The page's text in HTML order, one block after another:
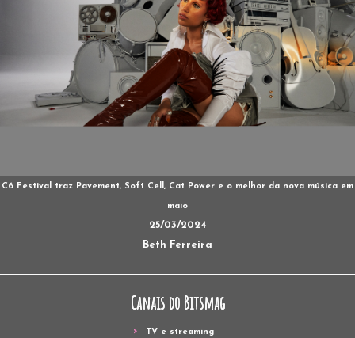
C6 Festival traz Pavement, Soft Cell, Cat Power e o melhor da nova música em
maio
25/03/2024
Beth Ferreira
Canais do Bitsmag
TV e streaming